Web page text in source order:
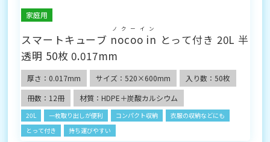
家庭用
スマートキューブ nocoo in
ノクーイン
とって付き 20L 半
透明 50枚 0.017mm
厚さ：0.017mm サイズ：520×600mm
入り数：50枚
冊数：12冊
材質：HDPE＋炭酸カルシウム
20L 一枚取り出しが便利 コンパクト収納
衣服の収納などにも
とって付き
持ち運びやすい